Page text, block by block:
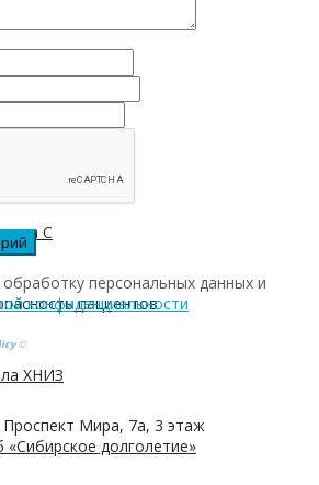
С
пациентов
ХНИЗ
«Сибирское долголетие»
персональных данных и
конфиденциальности
©
Проспект Мира, 7а, 3 этаж